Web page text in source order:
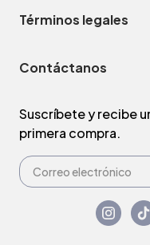
Términos legales
Contáctanos
Suscríbete y recibe
primera compra.